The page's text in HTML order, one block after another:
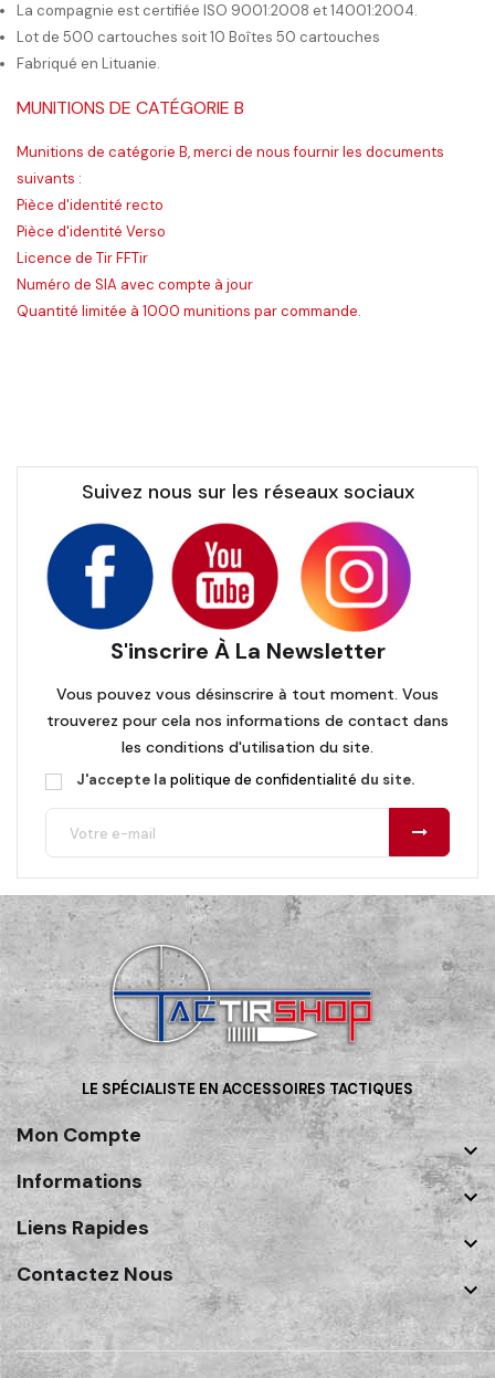
La compagnie est certifiée ISO 9001:2008 et 14001:2004.
Lot de 500 cartouches soit 10 Boîtes 50 cartouches
Fabriqué en Lituanie.
MUNITIONS DE CATÉGORIE B
Munitions de catégorie B, merci de nous fournir les documents
suivants :
Pièce d'identité recto
Pièce d'identité Verso
Licence de Tir FFTir
Numéro de SIA avec compte à jour
Quantité limitée à 1000 munitions par commande.
Suivez nous sur les réseaux sociaux
S'inscrire À La Newsletter
Vous pouvez vous désinscrire à tout moment. Vous
trouverez pour cela nos informations de contact dans
les conditions d'utilisation du site.
J'accepte la politique de confidentialité du site.
LE SPÉCIALISTE EN ACCESSOIRES TACTIQUES
Mon Compte

Informations

Liens Rapides

Contactez Nous
